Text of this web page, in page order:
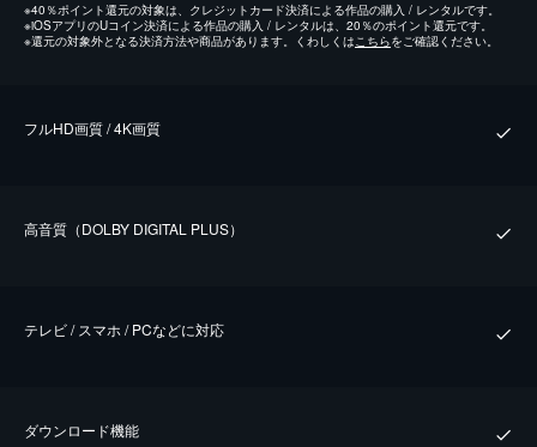
※40％ポイント還元の対象は、クレジットカード決済による作品の購入 / レンタルです。
※iOSアプリのUコイン決済による作品の購入 / レンタルは、20％のポイント還元です。
※還元の対象外となる決済方法や商品があります。くわしくはこちらをご確認ください。
フルHD画質 / 4K画質
⾼⾳質（DOLBY DIGITAL PLUS）
テレビ / スマホ / PCなどに対応
ダウンロード機能